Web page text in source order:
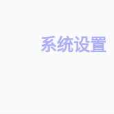
系统设置